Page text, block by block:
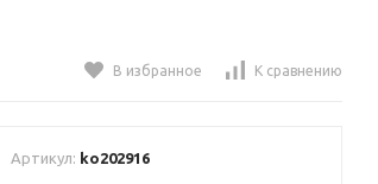
В избранное К сравнению
Артикул: ko202916